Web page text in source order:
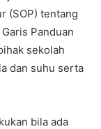
(SOP) tentang
Panduan
sekolah
dan suhu serta
bila ada